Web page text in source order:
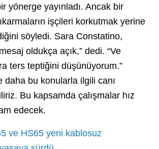
yönerge yayınladı. Ancak bir
işçileri korkutmak yerine
söyledi. Sara Constatino,
oldukça açık,” dedi. “Ve
ters teptiğini düşünüyorum.”
daha bu konularla ilgili canı
Bu kapsamda çalışmalar hız
edecek.
ve HS65 yeni kablosuz